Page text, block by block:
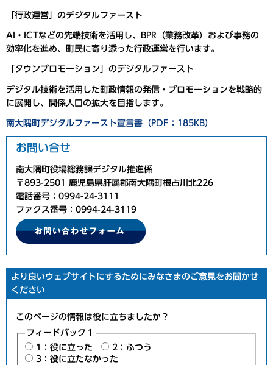
「行政運営」のデジタルファースト
AI・ICTなどの先端技術を活用し、BPR（業務改革）および事務の
効率化を進め、町民に寄り添った行政運営を行います。
「タウンプロモーション」のデジタルファースト
デジタル技術を活用した町政情報の発信・プロモーションを戦略的
に展開し、関係人口の拡大を目指します。
南大隅町デジタルファースト宣言書（PDF：185KB）
お問い合せ
南大隅町役場総務課デジタル推進係
〒893-2501 鹿児島県肝属郡南大隅町根占川北226
電話番号：0994-24-3111
ファクス番号：0994-24-3119
より良いウェブサイトにするためにみなさまのご意見をお聞かせ
ください
このページの情報は役に立ちましたか？
フィードバック１
1：役に立った
2：ふつう
3：役に立たなかった